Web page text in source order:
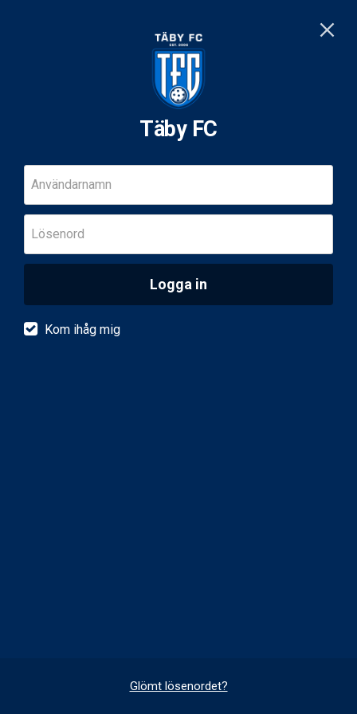
Täby FC
Användarnamn
Lösenord
Logga in
Kom ihåg mig
Glömt lösenordet?